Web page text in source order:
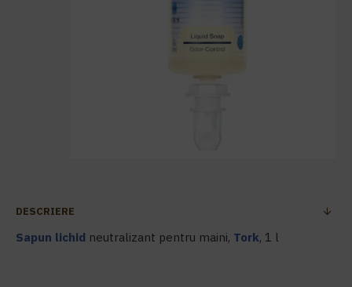
DESCRIERE
Sapun lichid neutralizant pentru maini, Tork, 1 l